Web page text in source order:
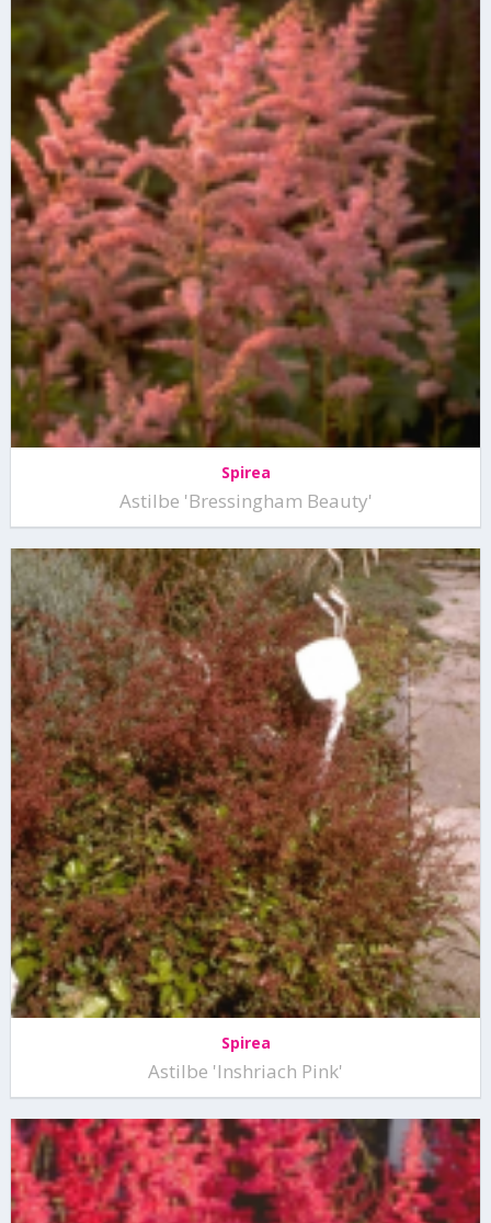
Spirea
Astilbe 'Bressingham Beauty'
Spirea
Astilbe 'Inshriach Pink'